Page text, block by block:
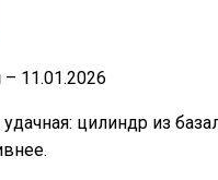
– 11.01.2026
цилиндр из